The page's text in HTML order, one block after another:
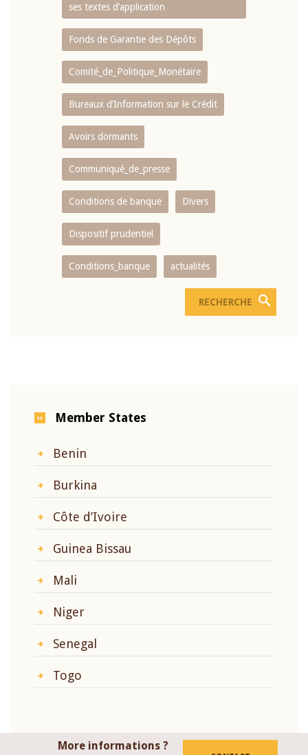
ses textes d’application
Fonds de Garantie des Dépôts
Comité_de_Politique_Monétaire
Bureaux d’Information sur le Crédit
Avoirs dormants
Communiqué_de_presse
Conditions de banque Divers
Dispositif prudentiel
Conditions_banque actualités
Member States
Benin
Burkina
Côte d’Ivoire
Guinea Bissau
Mali
Niger
Senegal
Togo
More informations ?